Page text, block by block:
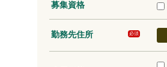
募集資格
勤務先住所 必須